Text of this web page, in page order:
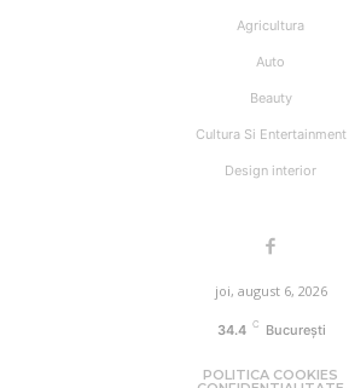
Agricultura
Auto
Beauty
Cultura Si Entertainment
Design interior
joi, august 6, 2026
34.4 C București
POLITICA COOKIES